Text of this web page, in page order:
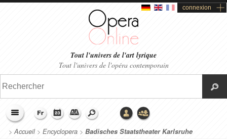
connexion
Tout l'univers de l'art lyrique
Tout l'univers de l'opéra contemporain
>Accueil> Encyclopera > Badisches Staatstheater Karlsruhe